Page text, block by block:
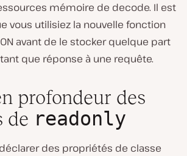
mémoire de decode. Il est
vous utilisiez la nouvelle fonction
avant de le stocker quelque part
que réponse à une requête.
profondeur des
de readonly
des propriétés de classe